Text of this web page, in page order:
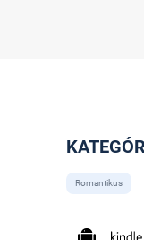
Romantikus